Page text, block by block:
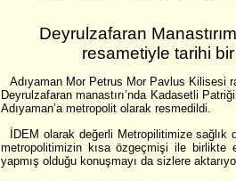
Deyrulzafaran
resametiyle tarihi
Adıyaman Mor Petrus Mor Pavlus Kilisesi
Deyrulzafaran manastırı’nda Kadasetli
Adıyaman’a metropolit olarak resmedildi.
İDEM olarak değerli Metropilitimize sağlık
metropolitimizin kısa özgeçmişi ile birlikte
yapmış olduğu konuşmayı da sizlere